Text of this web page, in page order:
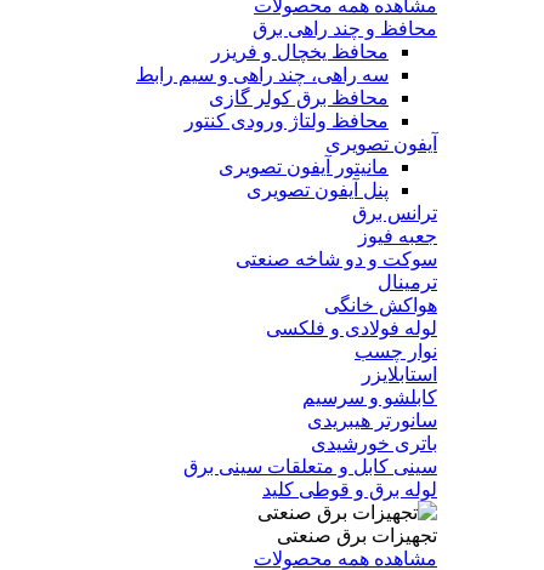
مشاهده همه محصولات
محافظ و چند راهی برق
محافظ یخچال و فریزر
سه راهی، چند راهی و سیم رابط
محافظ برق کولر گازی
محافظ ولتاژ ورودی کنتور
آیفون تصویری
مانیتور آیفون تصویری
پنل آیفون تصویری
ترانس برق
جعبه فیوز
سوکت و دو شاخه صنعتی
ترمینال
هواکش خانگی
لوله فولادی و فلکسی
نوار چسب
استابلایزر
کابلشو و سرسیم
سانورتر هیبریدی
باتری خورشیدی
سینی کابل و متعلقات سینی برق
لوله برق و قوطی کلید
تجهیزات برق صنعتی
مشاهده همه محصولات